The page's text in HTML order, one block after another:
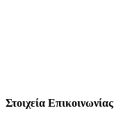
Στοιχεία Επικοινωνίας